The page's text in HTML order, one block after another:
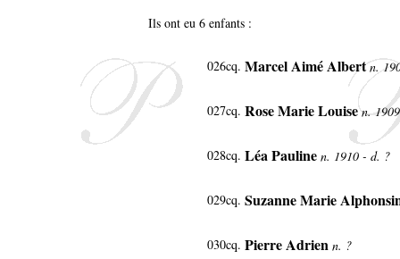
Ils ont eu 6 enfants :
026cq. Marcel Aimé Albertn.
027cq. Rose Marie Louisen.
028cq. Léa Pauline n. 1910 - d. ?
029cq. Suzanne Marie
030cq. Pierre Adrien n. ?